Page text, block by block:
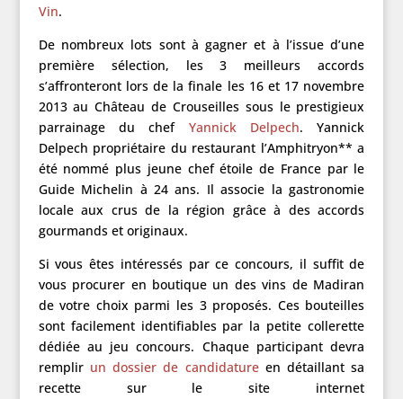
Vin.
De nombreux lots sont à gagner et à l’issue d’une
première sélection, les 3 meilleurs accords
s’affronteront lors de la finale les 16 et 17 novembre
2013 au Château de Crouseilles sous le prestigieux
parrainage du chef Yannick Delpech. Yannick
Delpech propriétaire du restaurant l’Amphitryon** a
été nommé plus jeune chef étoile de France par le
Guide Michelin à 24 ans. Il associe la gastronomie
locale aux crus de la région grâce à des accords
gourmands et originaux.
Si vous êtes intéressés par ce concours, il suffit de
vous procurer en boutique un des vins de Madiran
de votre choix parmi les 3 proposés. Ces bouteilles
sont facilement identifiables par la petite collerette
dédiée au jeu concours. Chaque participant devra
remplir un dossier de candidatureen détaillant sa
recette sur le site internet